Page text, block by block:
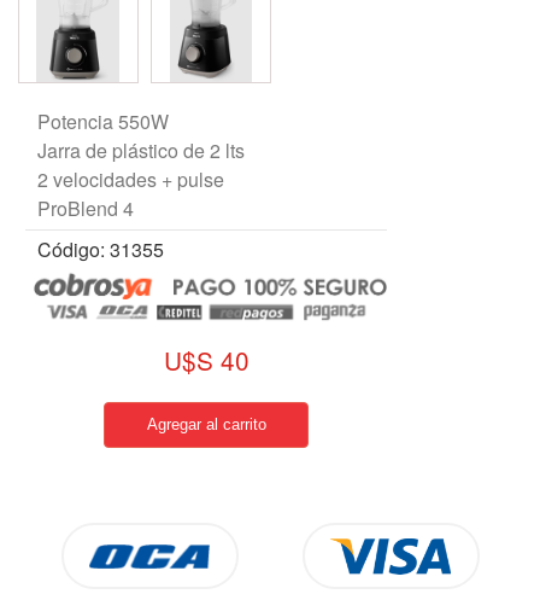
Potencia 550W
Jarra de plástico de 2 lts
2 velocidades + pulse
ProBlend 4
Código: 31355
U$S 40